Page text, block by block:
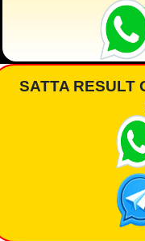
SATTA RESULT